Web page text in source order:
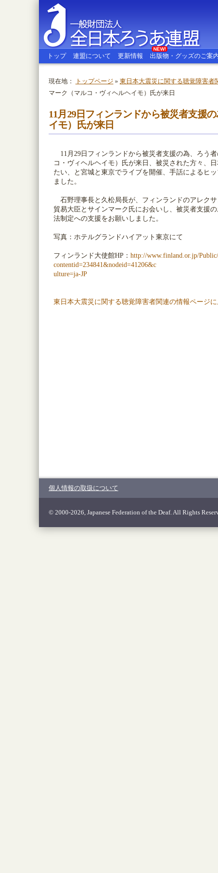
全日本ろうあ連盟
トップ 連盟について 更新情報 出版物・グッズのご案
NEW!
現在地： トップページ » 東日本大震災に関する聴覚障害者
マーク（マルコ・ヴィヘルヘイモ）氏が来日
11月29日フィンランドから被災者支援
イモ）氏が来日
11月29日フィンランドから被災者支援の為、ろう
コ・ヴィヘルヘイモ）氏が来日、被災された方々、
たい、と宮城と東京でライブを開催、手話によるヒ
ました。
石野理事長と久松局長が、フィンランドのアレク
貿易大臣とサインマーク氏にお会いし、被災者支援
法制定への支援をお願いしました。
写真：ホテルグランドハイアット東京にて
フィンランド大使館HP： http://www.finland.or.jp/
contentid=234841&nodeid=41206&c
ulture=ja-JP
東日本大震災に関する聴覚障害者関連の情報ページ
個人情報の取扱について
© 2000-2026, Japanese Federation of the Deaf. All Rights